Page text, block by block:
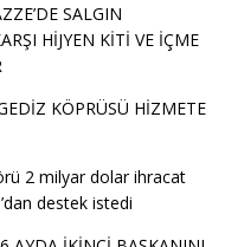
SALGIN
HİJYEN KİTİ VE İÇME
KÖPRÜSÜ HİZMETE
2 milyar dolar ihracat
destek istedi